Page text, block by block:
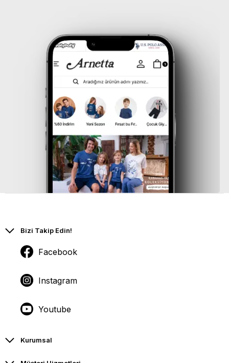
Bizi Takip Edin!
Facebook
Instagram
Youtube
Kurumsal